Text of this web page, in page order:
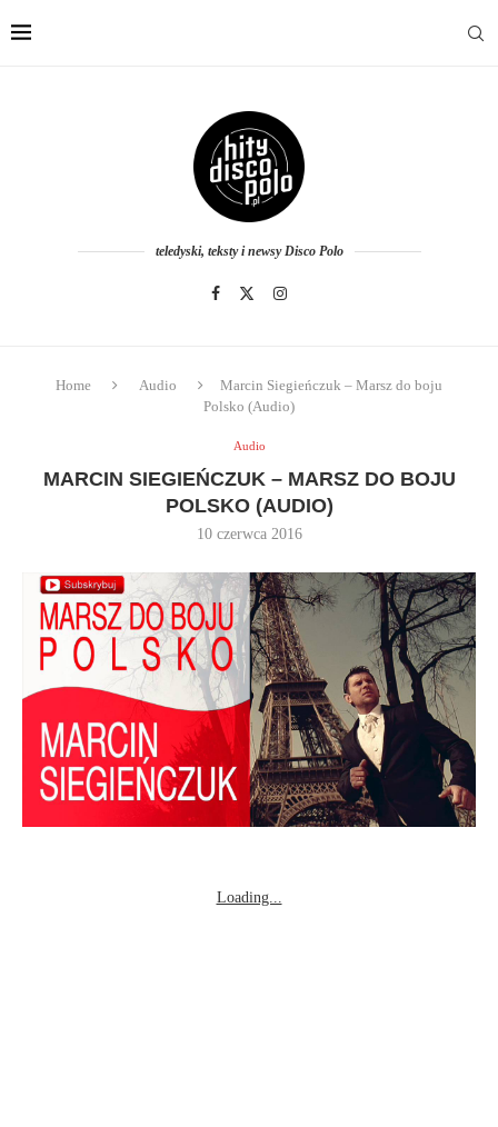
teledyski, teksty i newsy Disco Polo
Home Audio
Marcin Siegieńczuk – Marsz do boju
Polsko (Audio)
Audio
MARCIN SIEGIEŃCZUK – MARSZ DO BOJU
POLSKO (AUDIO)
10 czerwca 2016
Loading...